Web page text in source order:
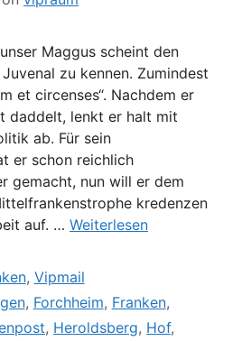
Maggus scheint den
zu kennen. Zumindest
et circenses“. Nachdem er
daddelt, lenkt er halt mit
ab. Für sein
er schon reichlich
gemacht, nun will er dem
kredenzen
auf. … Weiterlesen
, Vipmail
, Forchheim, Franken,
, Heroldsberg, Hof,